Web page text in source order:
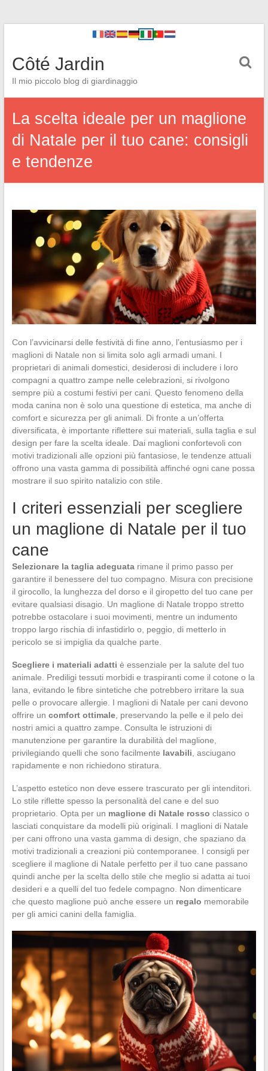
Côté Jardin
Il mio piccolo blog di giardinaggio
La scelta ideale per un maglione
di Natale per il tuo cane: consigli
e tendenze
Con l’avvicinarsi delle festività di fine anno, l’entusiasmo per i
maglioni di Natale non si limita solo agli armadi umani. I
proprietari di animali domestici, desiderosi di includere i loro
compagni a quattro zampe nelle celebrazioni, si rivolgono
sempre più a costumi festivi per cani. Questo fenomeno della
moda canina non è solo una questione di estetica, ma anche di
comfort e sicurezza per gli animali. Di fronte a un’offerta
diversificata, è importante riflettere sui materiali, sulla taglia e sul
design per fare la scelta ideale. Dai maglioni confortevoli con
motivi tradizionali alle opzioni più fantasiose, le tendenze attuali
offrono una vasta gamma di possibilità affinché ogni cane possa
mostrare il suo spirito natalizio con stile.
I criteri essenziali per scegliere
un maglione di Natale per il tuo
cane
Selezionare la taglia adeguatarimane il primo passo per
garantire il benessere del tuo compagno. Misura con precisione
il girocollo, la lunghezza del dorso e il giropetto del tuo cane per
evitare qualsiasi disagio. Un maglione di Natale troppo stretto
potrebbe ostacolare i suoi movimenti, mentre un indumento
troppo largo rischia di infastidirlo o, peggio, di metterlo in
pericolo se si impiglia da qualche parte.
Scegliere i materiali adatti è essenziale per la salute del tuo
animale. Prediligi tessuti morbidi e traspiranti come il cotone o la
lana, evitando le fibre sintetiche che potrebbero irritare la sua
pelle o provocare allergie. I maglioni di Natale per cani devono
offrire un comfort ottimale, preservando la pelle e il pelo dei
nostri amici a quattro zampe. Consulta le istruzioni di
manutenzione per garantire la durabilità del maglione,
privilegiando quelli che sono facilmente lavabili , asciugano
rapidamente e non richiedono stiratura.
L’aspetto estetico non deve essere trascurato per gli intenditori.
Lo stile riflette spesso la personalità del cane e del suo
proprietario. Opta per un maglione di Natale rosso classico o
lasciati conquistare da modelli più originali. I maglioni di Natale
per cani offrono una vasta gamma di design, che spaziano da
motivi tradizionali a creazioni più contemporanee. I consigli per
scegliere il maglione di Natale perfetto per il tuo cane passano
quindi anche per la scelta dello stile che meglio si adatta ai tuoi
desideri e a quelli del tuo fedele compagno. Non dimenticare
che questo maglione può anche essere un regalo memorabile
per gli amici canini della famiglia.